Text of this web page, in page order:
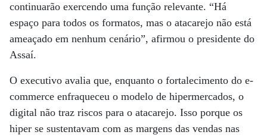
continuarão exercendo uma função relevante. “Há
espaço para todos os formatos, mas o atacarejo não está
ameaçado em nenhum cenário”, afirmou o presidente do
Assaí.
O executivo avalia que, enquanto o fortalecimento do e-
commerce enfraqueceu o modelo de hipermercados, o
digital não traz riscos para o atacarejo. Isso porque os
hiper se sustentavam com as margens das vendas nas